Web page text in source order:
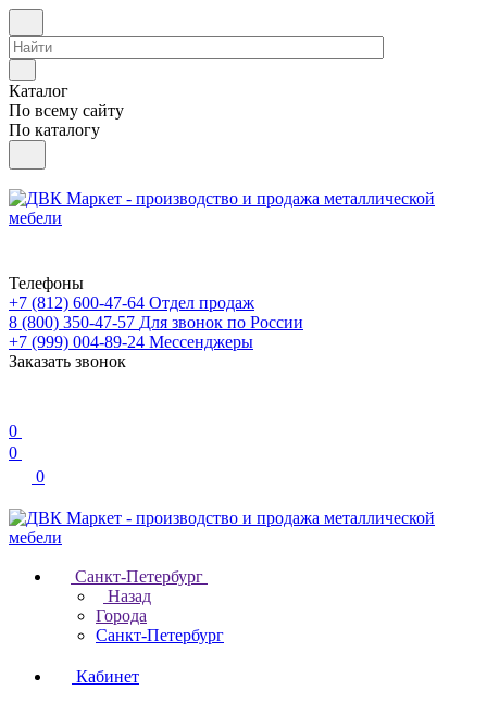
Каталог
По всему сайту
По каталогу
Телефоны
+7 (812) 600-47-64 Отдел продаж
8 (800) 350-47-57 Для звонок по России
+7 (999) 004-89-24 Мессенджеры
Заказать звонок
0
0
0
Санкт-Петербург
Назад
Города
Санкт-Петербург
Кабинет